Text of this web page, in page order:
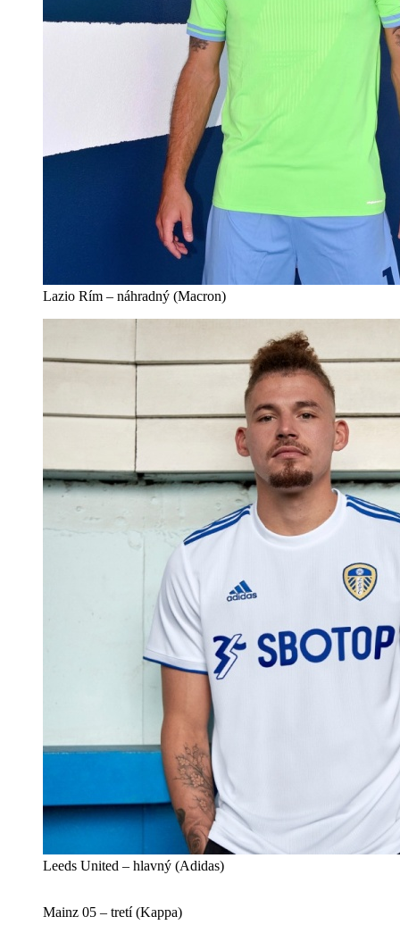
Lazio Rím – náhradný (Macron)
Leeds United – hlavný (Adidas)
Mainz 05 – tretí (Kappa)